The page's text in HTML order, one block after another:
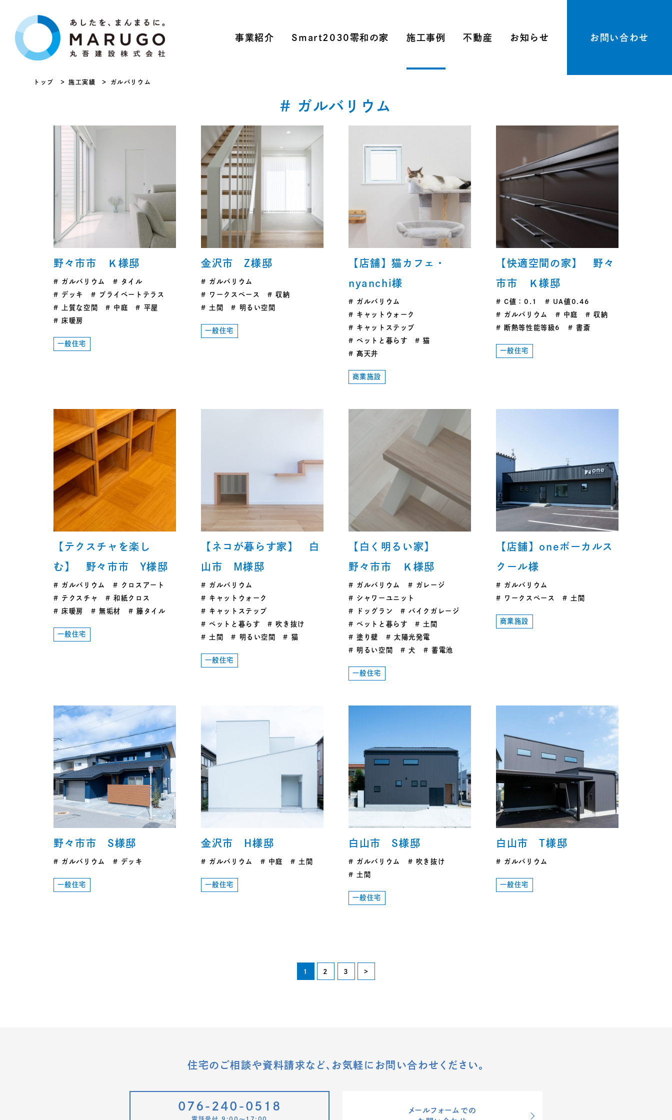
事業紹介 Smart2030零和の家 施工事例 不動産 お知らせ お問い合わせ
トップ 施工実績 ガルバリウム
# ガルバリウム
野々市市 Ｋ様邸
ガルバリウム
タイル
デッキ
プライベートテラス
上質な空間
中庭
平屋
床暖房
一般住宅
金沢市 Z様邸
ガルバリウム
ワークスペース
収納
土間
明るい空間
一般住宅
【店舗】猫カフェ・
nyanchi様
ガルバリウム
キャットウォーク
キャットステップ
ペットと暮らす
猫
髙天井
商業施設
【快適空間の家】 野々
市市 Ｋ様邸
C値：0.1
UA値0.46
ガルバリウム
中庭
収納
断熱等性能等級6
書斎
一般住宅
【テクスチャを楽し
む】 野々市市 Y様邸
ガルバリウム
クロスアート
テクスチャ
和紙クロス
床暖房
無垢材 籐タイル
一般住宅
【ネコが暮らす家】 白
山市 M様邸
ガルバリウム
キャットウォーク
キャットステップ
ペットと暮らす
吹き抜け
土間
明るい空間 猫
一般住宅
【白く明るい家】
野々市市 Ｋ様邸
ガルバリウム
ガレージ
シャワーユニット
ドッグラン
バイクガレージ
ペットと暮らす
土間
塗り壁
太陽光発電
明るい空間
犬 蓄電池
一般住宅
【店舗】oneボーカルス
クール様
ガルバリウム
ワークスペース
土間
商業施設
野々市市 S様邸
ガルバリウム デッキ
一般住宅
金沢市 H様邸
ガルバリウム 中庭 土間
一般住宅
白山市 S様邸
ガルバリウム
吹き抜け
土間
一般住宅
白山市 T様邸
ガルバリウム
一般住宅
1 2 3 >
住宅のご相談や資料請求など、 お気軽にお問い合わせください。
076-240-0518
メールフォームでの